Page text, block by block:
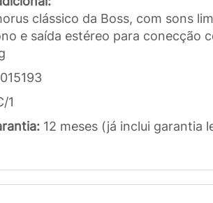
clássico da Boss, com sons
e saída estéreo para conecção
1
12 meses (já inclui garantia